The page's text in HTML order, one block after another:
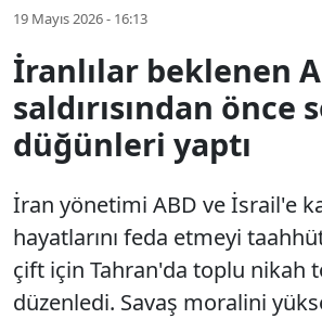
19 Mayıs 2026 - 16:13
İranlılar beklenen
saldırısından önce
düğünleri yaptı
İran yönetimi ABD ve İsrail'e
hayatlarını feda etmeyi
çift için Tahran'da toplu nikah
düzenledi. Savaş moralini